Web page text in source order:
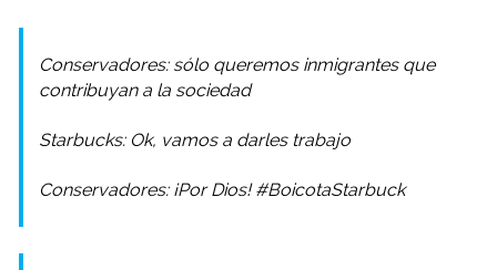
Conservadores: sólo queremos inmigrantes que
contribuyan a la sociedad
Starbucks: Ok, vamos a darles trabajo
Conservadores: ¡Por Dios! #BoicotaStarbuck